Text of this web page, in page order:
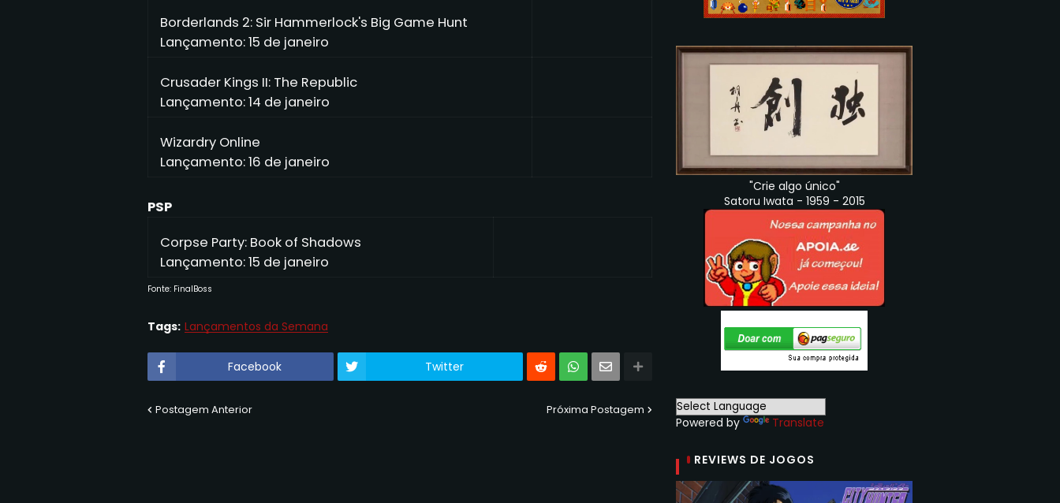
Borderlands 2: Sir Hammerlock's Big Game Hunt
Lançamento: 15 de janeiro
Crusader Kings II: The Republic
Lançamento: 14 de janeiro
Wizardry Online
Lançamento: 16 de janeiro
PSP
Corpse Party: Book of Shadows
Lançamento: 15 de janeiro
Fonte: FinalBoss
Tags: Lançamentos da Semana
Facebook Twitter
Postagem Anterior Próxima Postagem
"Crie algo único"
Satoru Iwata - 1959 - 2015
Powered by Translate
REVIEWS DE JOGOS